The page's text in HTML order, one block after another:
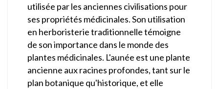
utilisée par les anciennes civilisations pour
ses propriétés médicinales. Son utilisation
en herboristerie traditionnelle témoigne
de son importance dans le monde des
plantes médicinales. L'aunée est une plante
ancienne aux racines profondes, tant sur le
plan botanique qu'historique, et elle